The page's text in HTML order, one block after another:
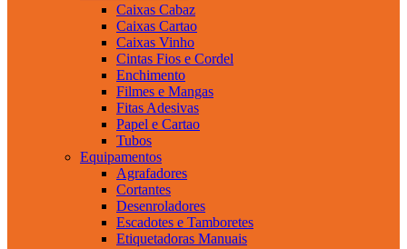
Caixas Cabaz
Caixas Cartao
Caixas Vinho
Cintas Fios e Cordel
Enchimento
Filmes e Mangas
Fitas Adesivas
Papel e Cartao
Tubos
Equipamentos
Agrafadores
Cortantes
Desenroladores
Escadotes e Tamboretes
Etiquetadoras Manuais